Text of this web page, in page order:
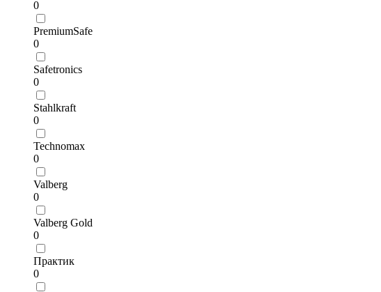
0
PremiumSafe
0
Safetronics
0
Stahlkraft
0
Technomax
0
Valberg
0
Valberg Gold
0
Практик
0